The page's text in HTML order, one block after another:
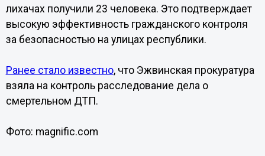
лихачах получили 23 человека. Это подтверждает
высокую эффективность гражданского контроля
за безопасностью на улицах республики.
Ранее стало известно, что Эжвинская прокуратура
взяла на контроль расследование дела о
смертельном ДТП.
Фото: magnific.com